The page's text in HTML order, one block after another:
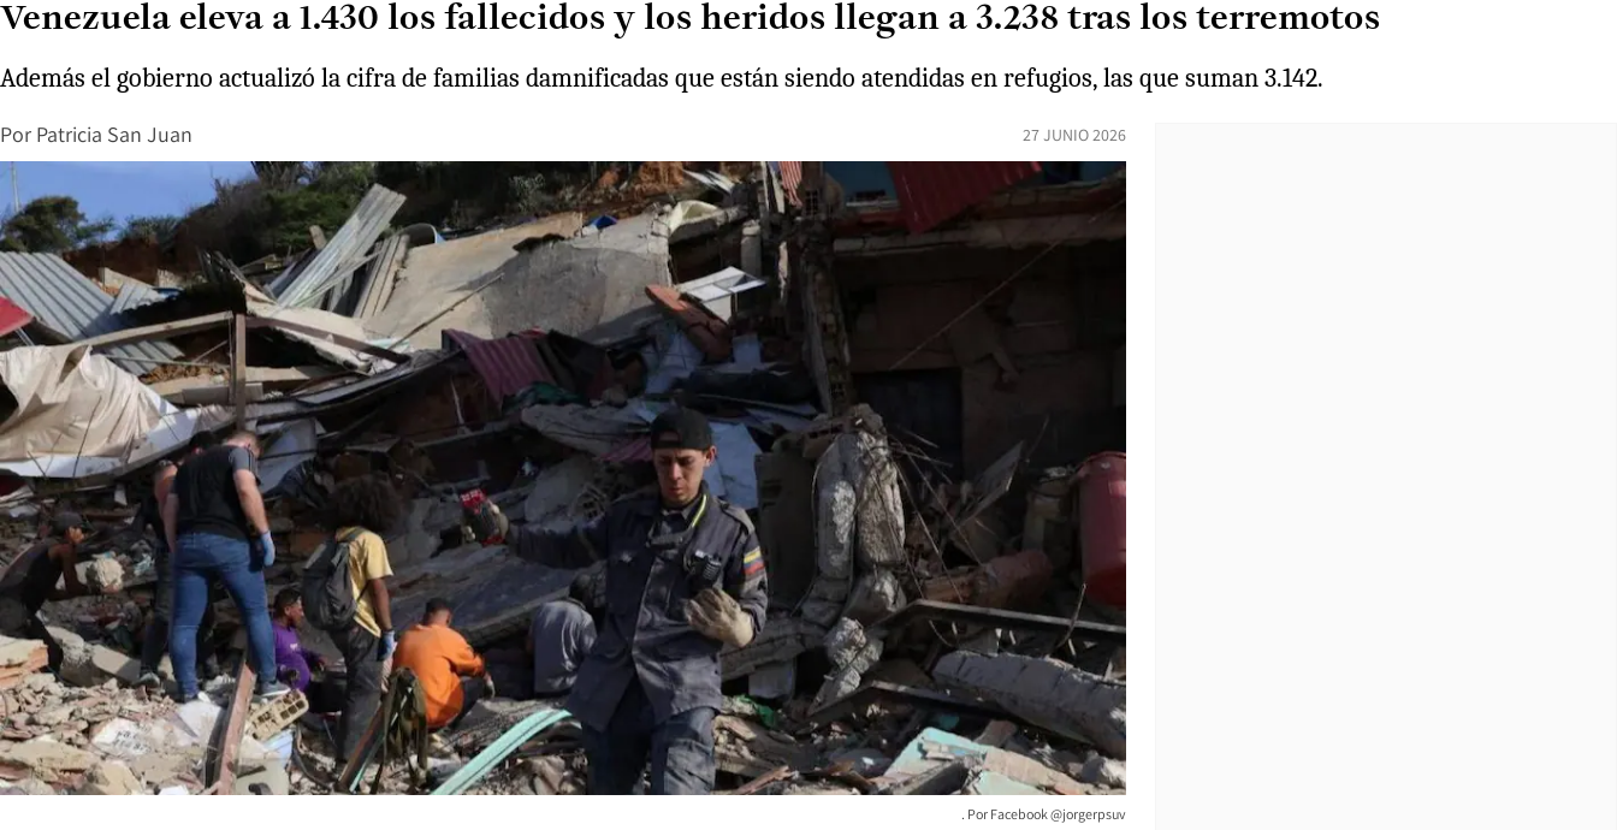
Venezuela eleva a 1.430 los fallecidos y los heridos llegan a 3.238 tras los terremotos
Además el gobierno actualizó la cifra de familias damnificadas que están siendo atendidas en refugios, las que suman 3.142.
Por Patricia San Juan 27 JUNIO 2026
Facebook @jorgerpsuv